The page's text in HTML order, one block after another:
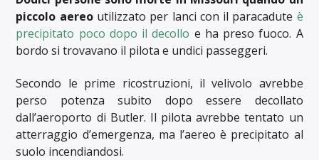
piccolo aereoutilizzato per lanci con il paracadute è
precipitato poco dopo il decollo e ha preso fuoco. A
bordo si trovavano il pilota e undici passeggeri.
Secondo le prime ricostruzioni, il velivolo avrebbe
perso potenza subito dopo essere decollato
dall’aeroporto di Butler. Il pilota avrebbe tentato un
atterraggio d’emergenza, ma l’aereo è precipitato al
suolo incendiandosi.